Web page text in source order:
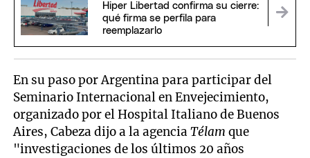
Hiper Libertad confirma su cierre:
qué firma se perfila para
reemplazarlo
En su paso por Argentina para participar del
Seminario Internacional en Envejecimiento,
organizado por el Hospital Italiano de Buenos
Aires, Cabeza dijo a la agenciaTélam que
"investigaciones de los últimos 20 años